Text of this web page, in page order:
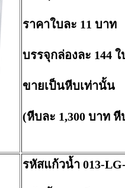
ราคาใบละ 11 บาท
บรรจุกล่องละ 144 ใ
ขายเป็นหีบเท่านั้น
(หีบละ 1,300 บาท หี
รหัสแก้วน้ำ 013-